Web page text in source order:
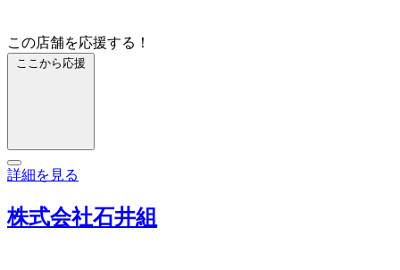
この店舗を応援する！
ここから応援
詳細を見る
株式会社石井組